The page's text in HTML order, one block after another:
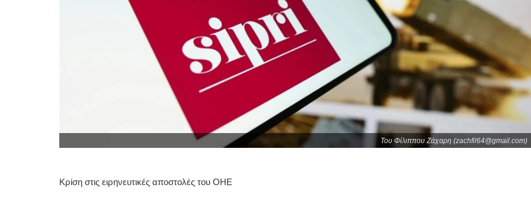
Του Φίλιππου Ζάχαρη (zachfil64@gmail.com)
Κρίση στις ειρηνευτικές αποστολές του ΟΗΕ